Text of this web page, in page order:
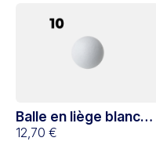
Balle en liège blanche
x10
12,70 €